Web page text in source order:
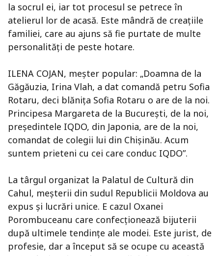
la socrul ei, iar tot procesul se petrece în
atelierul lor de acasă. Este mândră de creaţiile
familiei, care au ajuns să fie purtate de multe
personalităţi de peste hotare.
ILENA COJAN, meşter popular: „Doamna de la
Găgăuzia, Irina Vlah, a dat comandă petru Sofia
Rotaru, deci blăniţa Sofia Rotaru o are de la noi.
Principesa Margareta de la Bucureşti, de la noi,
preşedintele IQDO, din Japonia, are de la noi,
comandat de colegii lui din Chişinău. Acum
suntem prieteni cu cei care conduc IQDO”.
La târgul organizat la Palatul de Cultură din
Cahul, meşterii din sudul Republicii Moldova au
expus şi lucrări unice. E cazul Oxanei
Porombuceanu care confecţionează bijuterii
după ultimele tendinţe ale modei. Este jurist, de
profesie, dar a început să se ocupe cu această